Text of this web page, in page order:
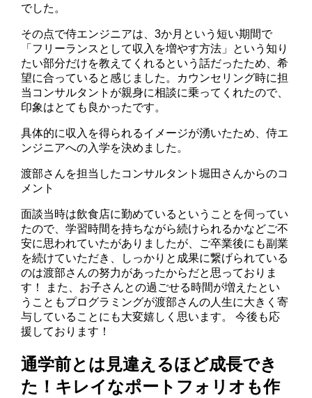
でした。
その点で侍エンジニアは、3か月という短い期間で
「フリーランスとして収入を増やす方法」という知り
たい部分だけを教えてくれるという話だったため、希
望に合っていると感じました。カウンセリング時に担
当コンサルタントが親身に相談に乗ってくれたので、
印象はとても良かったです。
具体的に収入を得られるイメージが湧いたため、侍エ
ンジニアへの入学を決めました。
渡部さんを担当したコンサルタント堀田さんからのコ
メント
面談当時は飲食店に勤めているということを伺ってい
たので、学習時間を持ちながら続けられるかなどご不
安に思われていたがありましたが、ご卒業後にも副業
を続けていただき、しっかりと成果に繋げられている
のは渡部さんの努力があったからだと思っておりま
す！ また、お子さんとの過ごせる時間が増えたとい
うこともプログラミングが渡部さんの人生に大きく寄
与していることにも大変嬉しく思います。 今後も応
援しております！
通学前とは見違えるほど成長でき
た！キレイなポートフォリオも作